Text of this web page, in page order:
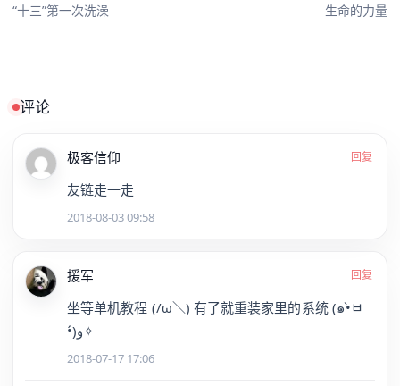
“十三”第一次洗澡 生命的力量
评论
极客信仰 回复
友链走一走
2018-08-03 09:58
援军 回复
坐等单机教程 (/ω＼) 有了就重装家里的系统 (๑•̀ㅂ
•́)و✧
2018-07-17 17:06